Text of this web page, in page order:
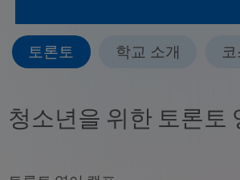
토론토 학교 소개
청소년을 위한 토론토